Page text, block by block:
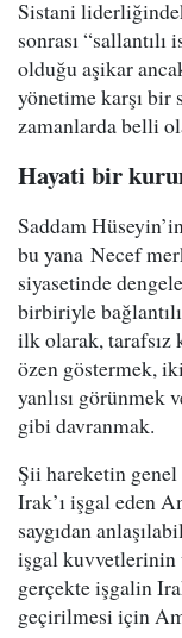
Sistani
sonrası
olduğu aşikar
yönetime karşı bir
zamanlarda belli
Hayati bir
Saddam
bu yana Necef
siyasetinde
birbiriyle
ilk olarak, tarafsız
özen göstermek,
yanlısı görünmek
gibi davranmak.
Şii hareketin genel
Irak’ı işgal eden
saygıdan
işgal kuvvetlerinin
gerçekte işgalin
geçirilmesi için